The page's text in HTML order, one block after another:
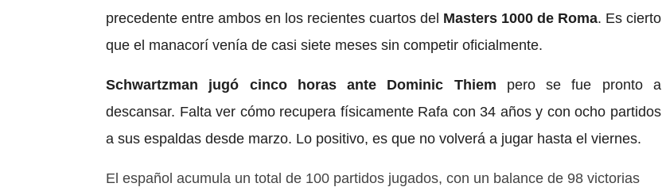
precedente entre ambos en los recientes cuartos del Masters 1000 de Roma. Es cierto
que el manacorí venía de casi siete meses sin competir oficialmente.
Schwartzman jugó cinco horas ante Dominic Thiem pero se fue pronto a
descansar. Falta ver cómo recupera físicamente Rafa con 34 años y con ocho partidos
a sus espaldas desde marzo. Lo positivo, es que no volverá a jugar hasta el viernes.
El español acumula un total de 100 partidos jugados, con un balance de 98 victorias